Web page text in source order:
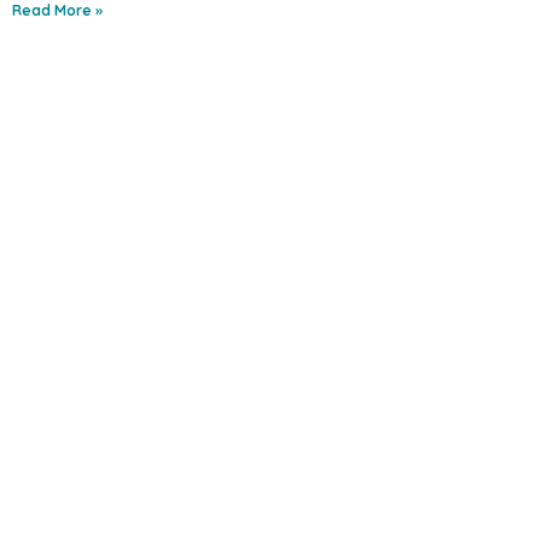
Read More »